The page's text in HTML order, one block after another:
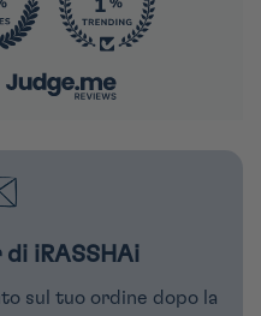
iRASSHAi
sul tuo ordine dopo la